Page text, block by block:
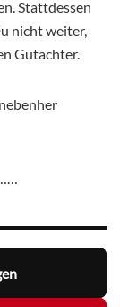
Stattdessen
nicht weiter,
Gutachter.